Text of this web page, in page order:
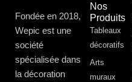
Fondée en 2018,
Wepic est une
société
spécialisée dans
la décoration
Nos
Produits
Tableaux
décoratifs
Arts
muraux